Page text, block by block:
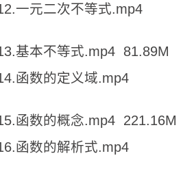
一元二次不等式.mp4
基本不等式.mp4 81.89M
函数的定义域.mp4
函数的概念.mp4 221.16M
函数的解析式.mp4